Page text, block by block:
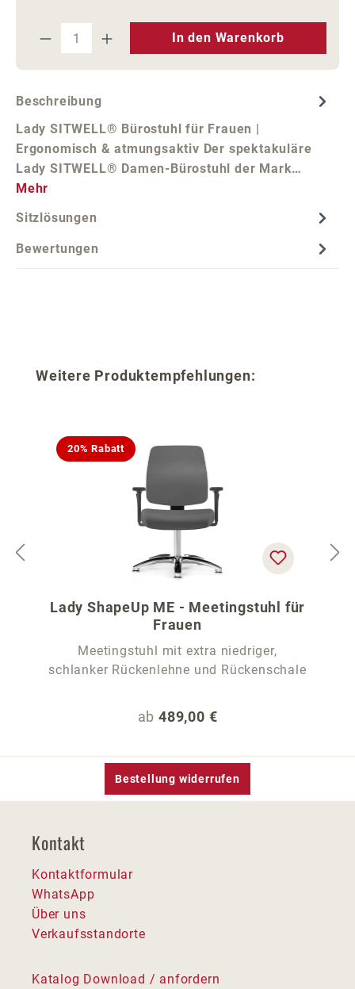
Produkt Anzahl: Gib den
In den Warenkorb
Beschreibung
Lady SITWELL® Bürostuhl für Frauen |
Ergonomisch & atmungsaktiv Der spektakuläre
Lady SITWELL® Damen-Bürostuhl der Mark…
Mehr
Sitzlösungen
Bewertungen
Produktgalerie überspringen
Weitere Produktempfehlungen:
20% Rabatt
Lady ShapeUp ME - Meetingstuhl für
Frauen
Meetingstuhl mit extra niedriger,
schlanker Rückenlehne und Rückenschale
Regulärer Preis:
ab 489,00 €
Bestellung widerrufen
Kontakt
Kontaktformular
WhatsApp
Über uns
Verkaufsstandorte
Katalog Download / anfordern